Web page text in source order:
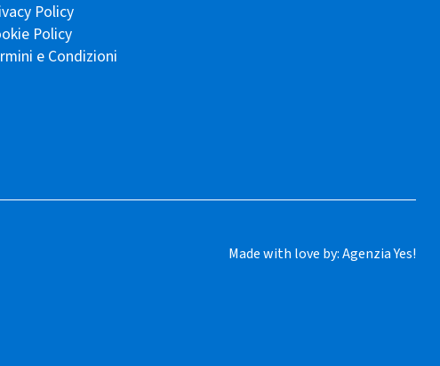
Policy
Policy
e Condizioni
Made with love by:Agenzia Yes!